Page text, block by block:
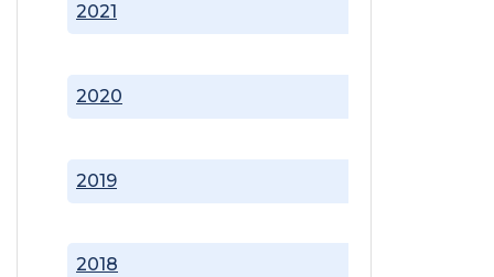
2018
2019
2020
2021